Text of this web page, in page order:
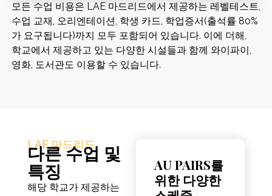
모든 수업 비용은 LAE 마드리드에서 제공하는 레벨테스트,
수업 교재, 오리엔테이션, 학생 카드, 학업증서(출석률 80%
가 요구됩니다)까지 모두 포함되어 있습니다. 이에 더해,
학교에서 제공하고 있는 다양한 시설들과 함께 와이파이,
영화, 도서관도 이용할 수 있습니다.
LAE 마드리드
다른 수업 및
특징
해당 학교가 제공하는
AU PAIRS를
위한 다양한